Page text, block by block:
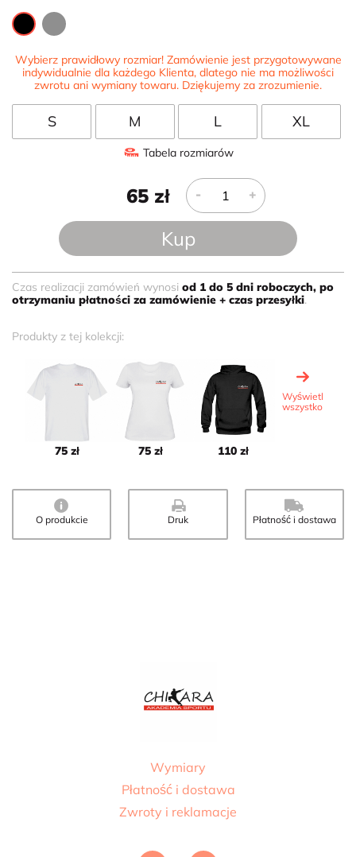
Wybierz prawidłowy rozmiar! Zamówienie jest przygotowywane
indywidualnie dla każdego Klienta, dlatego nie ma możliwości
zwrotu ani wymiany towaru. Dziękujemy za zrozumienie.
S M L XL
Tabela rozmiarów
65 zł - +
Kup
Czas realizacji zamówień wynosi od 1 do 5 dni roboczych, po
otrzymaniu płatności za zamówienie + czas przesyłki.
Produkty z tej kolekcji:
75 zł 75 zł 110 zł
Wyświetl
wszystko
O produkcie Druk Płatność i dostawa
Wymiary
Płatność i dostawa
Zwroty i reklamacje